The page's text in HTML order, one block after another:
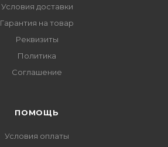
Условия доставки
Гарантия на товар
Реквизиты
Политика
Соглашение
ПОМОЩЬ
Условия оплаты